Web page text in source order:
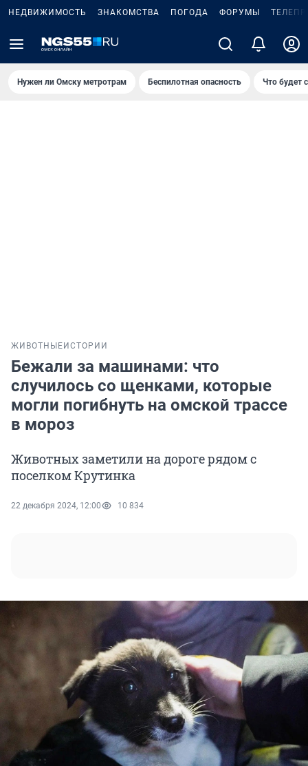
НЕДВИЖИМОСТЬ ЗНАКОМСТВА ПОГОДА ФОРУМЫ
Нужен ли Омску метротрам Беспилотная опасность Что будет
ЖИВОТНЫЕ ИСТОРИИ
Бежали за машинами: что
случилось со щенками, которые
могли погибнуть на омской трассе
в мороз
Животных заметили на дороге рядом с
поселком Крутинка
22 декабря 2024, 12:00 10 834